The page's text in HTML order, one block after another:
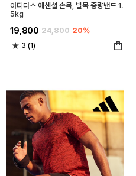
아디다스 에센셜 손목, 발목 중량밴드 1.
5kg
19,800 24,800 20%
3 (1)